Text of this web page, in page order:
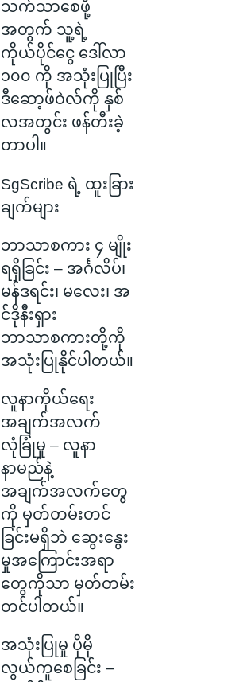
သက်သာစေဖို့
အတွက် သူ့ရဲ့
ကိုယ်ပိုင်ငွေ ဒေါ်လာ
၁၀၀ ကို အသုံးပြုပြီး
ဒီဆော့ဖ်ဝဲလ်ကို နှစ်
လအတွင်း ဖန်တီးခဲ့
တာပါ။
SgScribe ရဲ့ ထူးခြား
ချက်များ
ဘာသာစကား ၄ မျိုး
ရရှိခြင်း – အင်္ဂလိပ်၊
မန်ဒရင်း၊ မလေး၊ အ
င်ဒိုနီးရှား
ဘာသာစကားတို့ကို
အသုံးပြုနိုင်ပါတယ်။
လူနာကိုယ်ရေး
အချက်အလက်
လုံခြုံမှု – လူနာ
နာမည်နဲ့
အချက်အလက်တွေ
ကို မှတ်တမ်းတင်
ခြင်းမရှိဘဲ ဆွေးနွေး
မှုအကြောင်းအရာ
တွေကိုသာ မှတ်တမ်း
တင်ပါတယ်။
အသုံးပြုမှု ပိုမို
လွယ်ကူစေခြင်း –